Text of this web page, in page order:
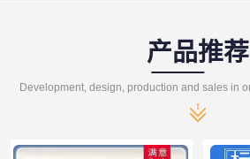
产品推荐